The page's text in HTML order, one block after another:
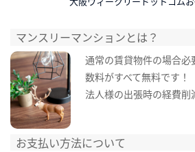
マンスリーマンションとは？
通常の賃貸物件の場合
数料がすべて無料です！
法人様の出張時の経費削
お支払い方法について